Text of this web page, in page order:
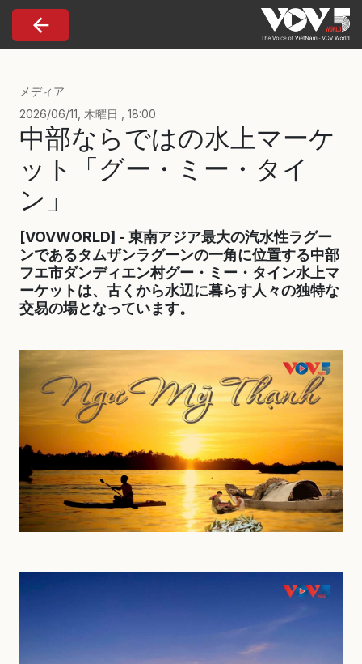
Nhảy đến nội dung
メディア
2026/06/11, 木曜日 , 18:00
中部ならではの水上マーケ
ット「グー・ミー・タイ
ン」
[VOVWORLD] - 東南アジア最大の汽水性ラグー
ンであるタムザンラグーンの一角に位置する中部
フエ市ダンディエン村グー・ミー・タイン水上マ
ーケットは、古くから水辺に暮らす人々の独特な
交易の場となっています。